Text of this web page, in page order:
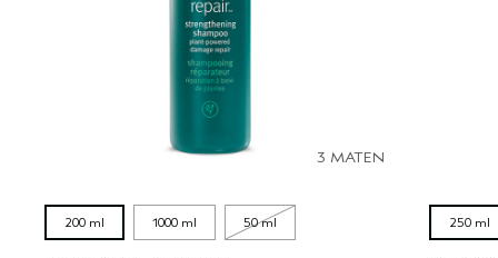
3 MATEN
200 ml 1000 ml 50 ml 250 ml